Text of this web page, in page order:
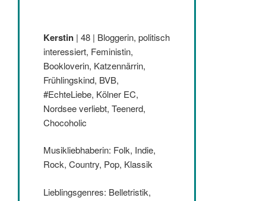
Kerstin | 48 | Bloggerin, politisch
interessiert, Feministin,
Bookloverin, Katzennärrin,
Frühlingskind, BVB,
#EchteLiebe, Kölner EC,
Nordsee verliebt, Teenerd,
Chocoholic
Musikliebhaberin: Folk, Indie,
Rock, Country, Pop, Klassik
Lieblingsgenres: Belletristik,